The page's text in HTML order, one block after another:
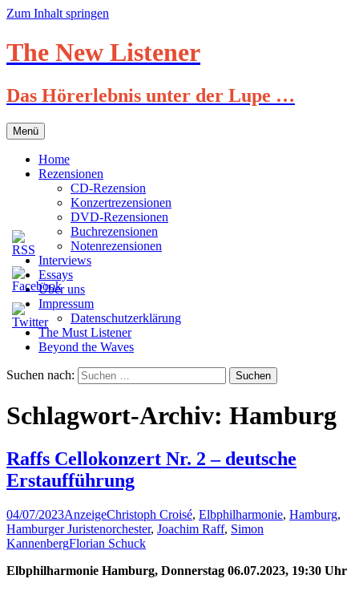
Zum Inhalt springen
The New Listener
Das Hörerlebnis unter der Lupe …
Menü
Home
Rezensionen
CD-Rezension
Konzertrezensionen
DVD-Rezensionen
Buchrezensionen
Notenrezensionen
Interviews
Essays
Über uns
Impressum
Datenschutzerklärung
The Must Listener
Beyond the Waves
Suchen nach:
Schlagwort-Archiv: Hamburg
Raffs Cellokonzert Nr. 2 – deutsche
Erstaufführung
04/07/2023AnzeigeChristoph Croisé, Elbphilharmonie, Hamburg,
Hamburger Juristenorchester, Joachim Raff, Simon
KannenbergFlorian Schuck
Elbphilharmonie Hamburg, Donnerstag 06.07.2023, 19:30 Uhr